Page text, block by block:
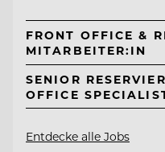
FRONT OFFICE &
MITARBEITER:IN
SENIOR
OFFICE
Entdecke alle Jobs